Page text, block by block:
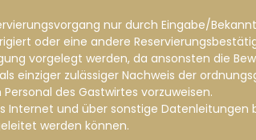
nur durch Eingabe/
oder eine andere
vorgelegt werden, da ansonsten die
einziger zulässiger Nachweis der
des Gastwirtes vorzuweisen.
Internet und über sonstige Datenleitungen
werden können.